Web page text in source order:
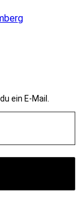
ein E-Mail.